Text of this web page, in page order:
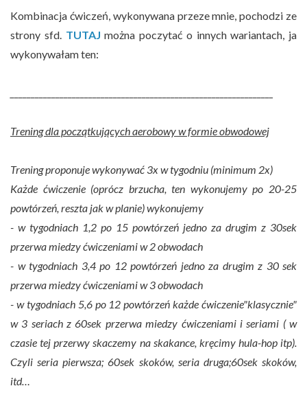
Kombinacja ćwiczeń, wykonywana przeze mnie, pochodzi ze
strony sfd. TUTAJ można poczytać o innych wariantach, ja
wykonywałam ten:
Trening dla początkujących aerobowy w formie obwodowej
Trening proponuje wykonywać 3x w tygodniu (minimum 2x)
Każde ćwiczenie (oprócz brzucha, ten wykonujemy po 20-25
powtórzeń, reszta jak w planie) wykonujemy
- w tygodniach 1,2 po 15 powtórzeń jedno za drugim z 30sek
przerwa miedzy ćwiczeniami w 2 obwodach
- w tygodniach 3,4 po 12 powtórzeń jedno za drugim z 30 sek
przerwa miedzy ćwiczeniami w 3 obwodach
- w tygodniach 5,6 po 12 powtórzeń każde ćwiczenie"klasycznie"
w 3 seriach z 60sek przerwa miedzy ćwiczeniami i seriami ( w
czasie tej przerwy skaczemy na skakance, kręcimy hula-hop itp).
Czyli seria pierwsza; 60sek skoków, seria druga;60sek skoków,
itd…